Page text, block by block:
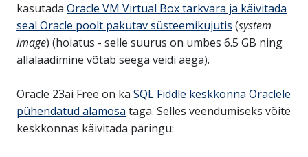
kasutada Oracle VM Virtual Box tarkvara ja käivitada
seal Oracle poolt pakutav süsteemikujutis (system
image) (hoiatus - selle suurus on umbes 6.5 GB ning
allalaadimine võtab seega veidi aega).
Oracle 23ai Free on ka SQL Fiddle keskkonna Oraclele
pühendatud alamosa taga. Selles veendumiseks võite
keskkonnas käivitada päringu: